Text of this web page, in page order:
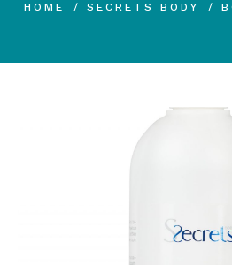
HOME SECRETS BODY